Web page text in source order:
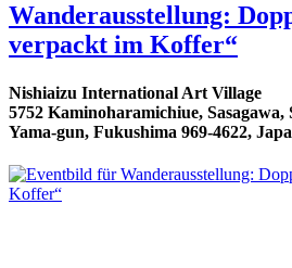
Wanderausstellung:
verpackt im Koffer“
Nishiaizu International Art Village
5752 Kaminoharamichiue,
Yama-gun, Fukushima 969-4622,